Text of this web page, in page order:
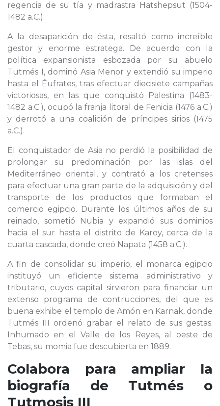
regencia de su tía y madrastra Hatshepsut (1504-
1482 a.C.).
A la desaparición de ésta, resaltó como increíble
gestor y enorme estratega. De acuerdo con la
política expansionista esbozada por su abuelo
Tutmés I, dominó Asia Menor y extendió su imperio
hasta el Éufrates, tras efectuar diecisiete campañas
victoriosas, en las que conquistó Palestina (1483-
1482 a.C.), ocupó la franja litoral de Fenicia (1476 a.C.)
y derrotó a una coalición de príncipes sirios (1475
a.C.).
El conquistador de Asia no perdió la posibilidad de
prolongar su predominación por las islas del
Mediterráneo oriental, y contrató a los cretenses
para efectuar una gran parte de la adquisición y del
transporte de los productos que formaban el
comercio egipcio. Durante los últimos años de su
reinado, sometió Nubia y expandió sus dominios
hacia el sur hasta el distrito de Karoy, cerca de la
cuarta cascada, donde creó Napata (1458 a.C.).
A fin de consolidar su imperio, el monarca egipcio
instituyó un eficiente sistema administrativo y
tributario, cuyos capital sirvieron para financiar un
extenso programa de contrucciones, del que es
buena exhibe el templo de Amón en Karnak, donde
Tutmés III ordenó grabar el relato de sus gestas.
Inhumado en el Valle de los Reyes, al oeste de
Tebas, su momia fue descubierta en 1889.
Colabora para ampliar la
biografía de Tutmés o
Tutmosis III